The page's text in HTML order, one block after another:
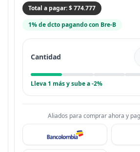
Total a pagar: $ 774.777
1% de dcto pagando con Bre-B
Cantidad
Lleva 1 más y sube a -2%
Aliados para comprar ahora y